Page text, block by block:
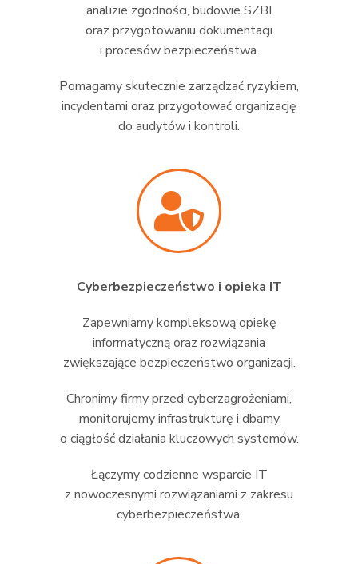
analizie zgodności, budowie SZBI
oraz przygotowaniu dokumentacji
i procesów bezpieczeństwa.
Pomagamy skutecznie zarządzać ryzykiem,
incydentami oraz przygotować organizację
do audytów i kontroli.
Cyberbezpieczeństwo i opieka IT
Zapewniamy kompleksową opiekę
informatyczną oraz rozwiązania
zwiększające bezpieczeństwo organizacji.
Chronimy firmy przed cyberzagrożeniami,
monitorujemy infrastrukturę i dbamy
o ciągłość działania kluczowych systemów.
Łączymy codzienne wsparcie IT
z nowoczesnymi rozwiązaniami z zakresu
cyberbezpieczeństwa.